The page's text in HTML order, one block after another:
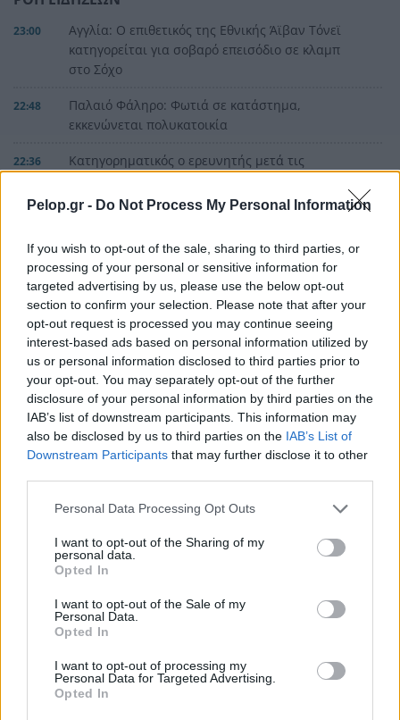
Pelop.gr - Do Not Process My Personal Information
If you wish to opt-out of the sale, sharing to third parties, or
processing of your personal or sensitive information for
targeted advertising by us, please use the below opt-out
section to confirm your selection. Please note that after your
opt-out request is processed you may continue seeing
interest-based ads based on personal information utilized by
us or personal information disclosed to third parties prior to
your opt-out. You may separately opt-out of the further
disclosure of your personal information by third parties on the
IAB’s list of downstream participants. This information may
also be disclosed by us to third parties on the IAB’s List of
Downstream Participants that may further disclose it to other
Please note that this website/app uses one or more Google
not limited to your visit or usage behaviour. You may click to
grant or deny consent to Google and its third-party tags to
use your data for below specified purposes in below Google
consent section.
Personal Data Processing Opt Outs
I want to opt-out of the Sharing of my
personal data.
Opted In
I want to opt-out of the Sale of my
Personal Data.
Opted In
I want to opt-out of processing my
Personal Data for Targeted Advertising.
Opted In
23:00
Αγγλία: Ο επιθετικός της Εθνικής Άϊβαν Τόνεϊ
κατηγορείται για σοβαρό επεισόδιο σε κλαμπ
στο Σόχο
22:48
Παλαιό Φάληρο: Φωτιά σε κατάστημα,
εκκενώνεται πολυκατοικία
22:36
Κατηγορηματικός ο ερευνητής μετά τις
κουταβιού: «Άξιζε να θέσουμε σε κίνδυνο μια
22:24
Φίδι εισέβαλε στα Επείγοντα στο Νοσοκομείο
του Πύργου, πανικός! ΦΩΤΟ
22:12
Πάτρα: Αγωνία για 31χρονη που υπέστη
κάταγμα στο αυχένα σε παραλία της Ηλείας
22:00
Ποινή φυλάκισης 15 μηνών στη Βρετανίδα που
μέθυσε με τη 15χρονη κόρη της και προκάλεσε
επεισόδιο στο Κέντρο Υγείας Σκιάθου
21:48
Πάτρα: Σφοδρή σύγκρουση μηχανής με όχημα
του Δασαρχείου
«Πιστεύαμε ότι δεν θα βγούμε ζωντανοί από το
αεροπλάνο. Ένα κομμάτι του προσώπου του
ήταν σαν πλαστελίνη»
Ανωτάτου Δικαστηρίου, θέλει να απολύσει ξανά
την κυβερνήτρια της Fed Λίζα Κουκ
Η μεγάλη ιστορία του παπαγάλου που κλάπηκε
το 2017 και βρέθηκε μετά από 9 χρόνια
ΟΛΕΣ ΟΙ ΕΙΔΗΣΕΙΣ